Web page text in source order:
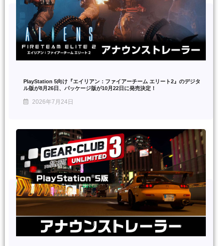
PlayStation 5向け『エイリアン：ファイアーチーム エリート2』のデジタ
ル版が8月26日、パッケージ版が10月22日に発売決定！
2026年7月24日